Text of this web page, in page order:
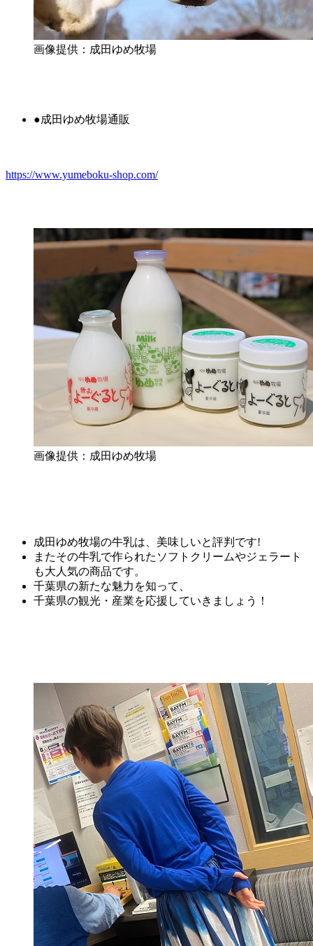
画像提供：成田ゆめ牧場
●成田ゆめ牧場通販
https://www.yumeboku-shop.com/
画像提供：成田ゆめ牧場
成田ゆめ牧場の牛乳は、美味しいと評判です!
またその牛乳で作られたソフトクリームやジェラート
も大人気の商品です。
千葉県の新たな魅力を知って、
千葉県の観光・産業を応援していきましょう！